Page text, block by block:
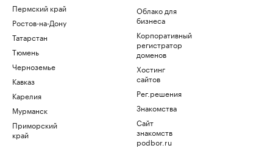
Пермский край
Ростов-на-Дону
Татарстан
Тюмень
Черноземье
Кавказ
Карелия
Мурманск
Приморский
край
Облако для
бизнеса
Корпоративный
регистратор
доменов
Хостинг
сайтов
Рег.решения
Знакомства
Сайт
знакомств
podbor.ru